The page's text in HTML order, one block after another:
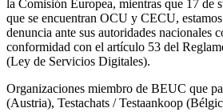
la Comisión Europea, mientras que 17 de
que se encuentran OCU y CECU,
denuncia ante sus autoridades nacionales
conformidad con el artículo 53 del
(Ley de Servicios Digitales).
Organizaciones miembro de BEUC que
(Austria), Testachats / Testaankoop